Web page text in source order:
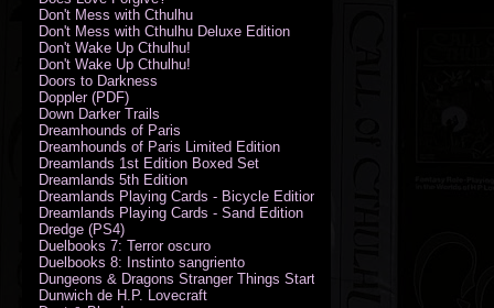
Don't Mess with Cthulhu
Don't Mess with Cthulhu Deluxe Edition
Don't Wake Up Cthulhu!
Don't Wake Up Cthulhu!
Doors to Darkness
Doppler (PDF)
Down Darker Trails
Dreamhounds of Paris
Dreamhounds of Paris Limited Edition
Dreamlands 1st Edition Boxed Set
Dreamlands 5th Edition
Dreamlands Playing Cards - Bicycle Edition
Dreamlands Playing Cards - Sand Edition
Dredge (PS4)
Duelbooks 7: Terror oscuro
Duelbooks 8: Instinto sangriento
Dungeons & Dragons Stranger Things Starter Set
Dunwich de H.P. Lovecraft